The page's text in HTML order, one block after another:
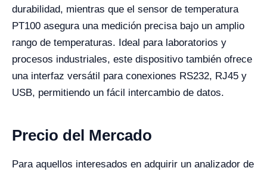
durabilidad, mientras que el sensor de temperatura
PT100 asegura una medición precisa bajo un amplio
rango de temperaturas. Ideal para laboratorios y
procesos industriales, este dispositivo también ofrece
una interfaz versátil para conexiones RS232, RJ45 y
USB, permitiendo un fácil intercambio de datos.
Precio del Mercado
Para aquellos interesados en adquirir un analizador de